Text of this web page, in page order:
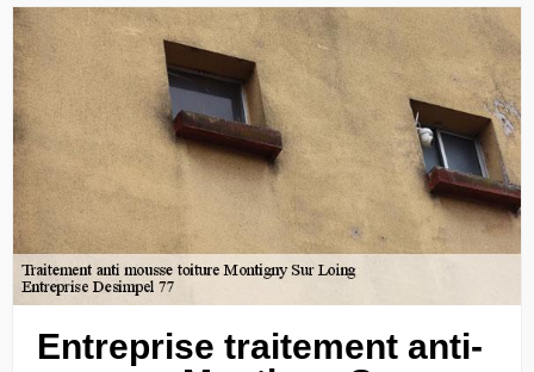
Entreprise traitement anti-